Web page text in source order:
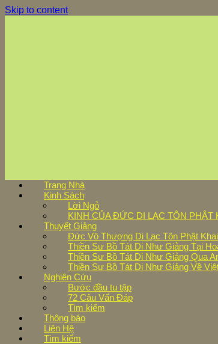
Skip to content
Trang Nhà
Kinh Sách
Lời Ngỏ
KINH CỦA ĐỨC DI LẠC TÔN PHẬT
Thuyết Giảng
Đức Vô Thượng Di Lạc Tôn Phật
Thiền Sư Bồ Tát Di Như Giảng Tại
Thiền Sư Bồ Tát Di Như Giảng Qua
Thiền Sư Bồ Tát Di Như Giảng Về
Nghiên Cứu
Bước đầu tu tập
72 Câu Vấn Đáp
Tìm kiếm
Thông báo
Liên Hệ
Tìm kiếm